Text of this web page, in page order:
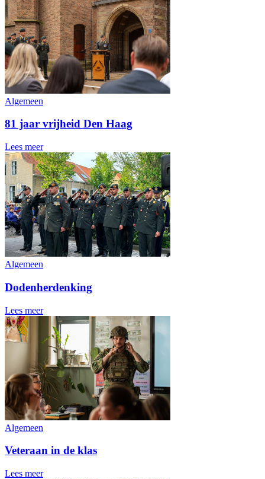
Algemeen
81 jaar vrijheid Den Haag
Lees meer
Algemeen
Dodenherdenking
Lees meer
Algemeen
Veteraan in de klas
Lees meer